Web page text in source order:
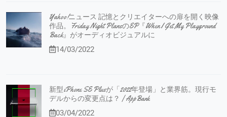
Yahoo!ニュース 記憶とクリエイターへの扉を開く映像
作品。Friday Night PlansのEP『When I Get My Playground
Back』がオーディオビジュアルに
14/03/2022
新型iPhone SE Plusが「2022年登場」と業界筋。現行モ
デルからの変更点は？ | AppBank
03/04/2022